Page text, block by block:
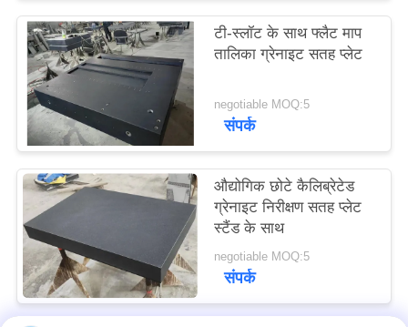
टी-स्लॉट के साथ फ्लैट माप
तालिका ग्रेनाइट सतह प्लेट
negotiable MOQ:5
संपर्क
औद्योगिक छोटे कैलिब्रेटेड
ग्रेनाइट निरीक्षण सतह प्लेट
स्टैंड के साथ
negotiable MOQ:5
संपर्क